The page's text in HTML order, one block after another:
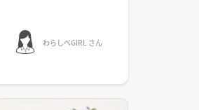
わらしべGIRL さん